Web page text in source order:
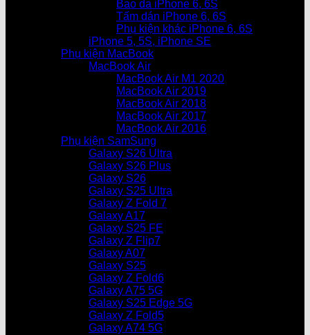
Bao da iPhone 6, 6S
Tấm dán iPhone 6, 6S
Phụ kiện khác iPhone 6, 6S
iPhone 5, 5S, iPhone SE
Phụ kiện MacBook
MacBook Air
MacBook Air M1 2020
MacBook Air 2019
MacBook Air 2018
MacBook Air 2017
MacBook Air 2016
Phụ kiện SamSung
Galaxy S26 Ultra
Galaxy S26 Plus
Galaxy S26
Galaxy S25 Ultra
Galaxy Z Fold 7
Galaxy A17
Galaxy S25 FE
Galaxy Z Flip7
Galaxy A07
Galaxy S25
Galaxy Z Fold6
Galaxy A75 5G
Galaxy S25 Edge 5G
Galaxy Z Fold5
Galaxy A74 5G